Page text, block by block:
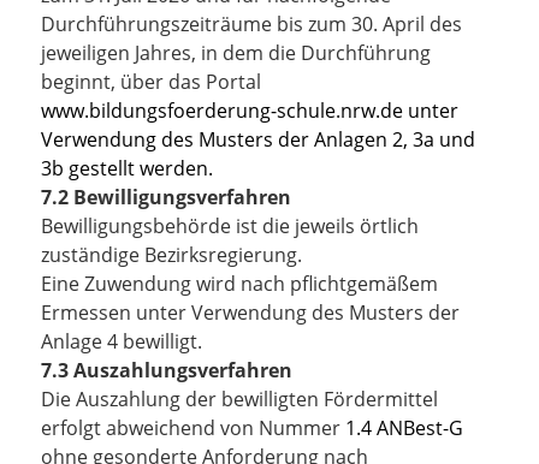
Durchführungszeiträume bis zum 30. April des
jeweiligen Jahres, in dem die Durchführung
beginnt, über das Portal
www.bildungsfoerderung-schule.nrw.de unter
Verwendung des Musters der Anlagen 2, 3a und
3b gestellt werden.
7.2 Bewilligungsverfahren
Bewilligungsbehörde ist die jeweils örtlich
zuständige Bezirksregierung.
Eine Zuwendung wird nach pflichtgemäßem
Ermessen unter Verwendung des Musters der
Anlage 4 bewilligt.
7.3 Auszahlungsverfahren
Die Auszahlung der bewilligten Fördermittel
erfolgt abweichend von Nummer 1.4 ANBest-G
ohne gesonderte Anforderung nach